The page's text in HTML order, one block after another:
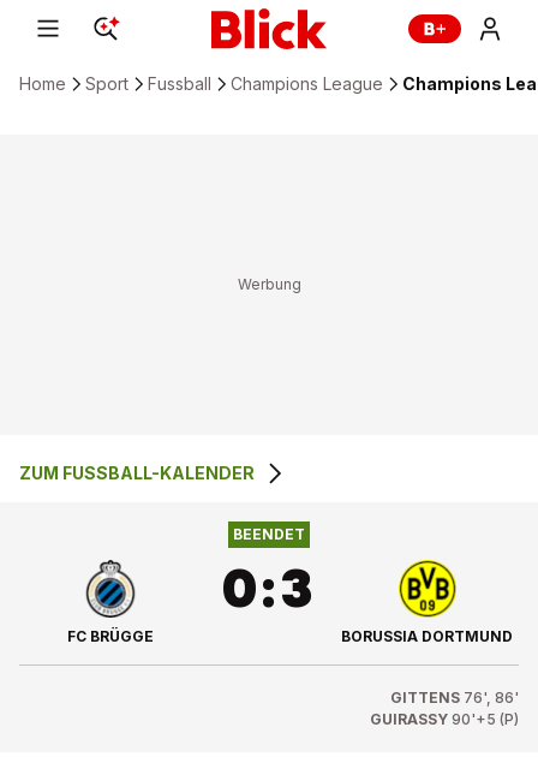
Home Sport Fussball Champions League Champions
0 :3
ZUM FUSSBALL-KALENDER
FC BRÜGGE
BEENDET
0:3
BORUSSIA DORTMUND
GITTENS 76', 86'
GUIRASSY 90'+5 (P)